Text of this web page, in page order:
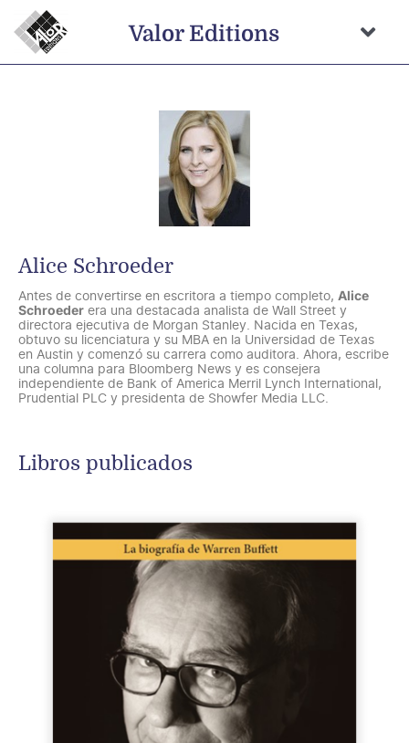
contenido
Valor Editions
Catálogo
Distribución
Contacto
Carrito
Alice Schroeder
Antes de convertirse en escritora a tiempo completo, Alice
Schroeder era una destacada analista de Wall Street y
directora ejecutiva de Morgan Stanley. Nacida en Texas,
obtuvo su licenciatura y su MBA en la Universidad de Texas
en Austin y comenzó su carrera como auditora. Ahora, escribe
una columna para Bloomberg News y es consejera
independiente de Bank of America Merril Lynch International,
Prudential PLC y presidenta de Showfer Media LLC.
Libros publicados